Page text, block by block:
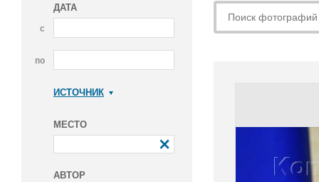
ДАТА
с
по
ИСТОЧНИК
МЕСТО
АВТОР